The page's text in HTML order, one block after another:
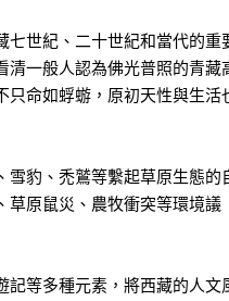
七世紀、二十世紀和當代的重
清一般人認為佛光普照的青藏
只命如蜉蝣，原初天性與生活
豹、禿鷲等繫起草原生態的
草原鼠災、農牧衝突等環境議
記等多種元素，將西藏的人文